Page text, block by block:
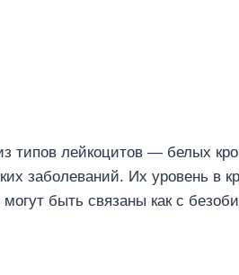
типов лейкоцитов — белых
заболеваний. Их уровень
могут быть связаны как с